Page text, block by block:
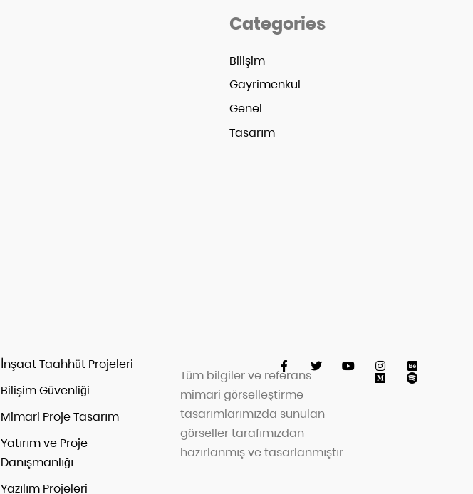
Categories
Bilişim
Gayrimenkul
Genel
Tasarım
İnşaat Taahhüt Projeleri
Bilişim Güvenliği
Mimari Proje Tasarım
Yatırım ve Proje
Danışmanlığı
Yazılım Projeleri
Tüm bilgiler ve referans
mimari görselleştirme
tasarımlarımızda sunulan
görseller tarafımızdan
hazırlanmış ve tasarlanmıştır.